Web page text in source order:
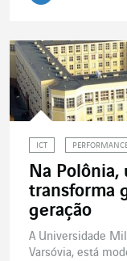
ICT
Na Polônia,
transforma
geração
A Universidade
Varsóvia, está